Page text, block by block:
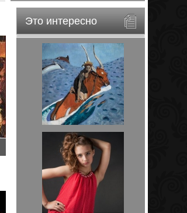
Это интересно